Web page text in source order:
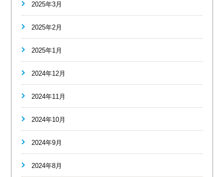
2025年3月
2025年2月
2025年1月
2024年12月
2024年11月
2024年10月
2024年9月
2024年8月